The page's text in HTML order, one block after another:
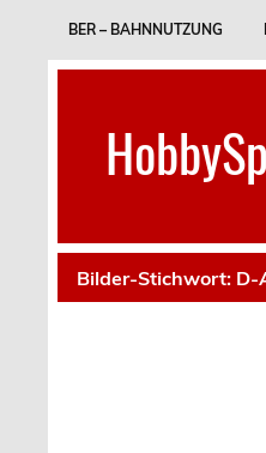
BER – BAHNNUTZUNG
Bilder-Stichwort: D-